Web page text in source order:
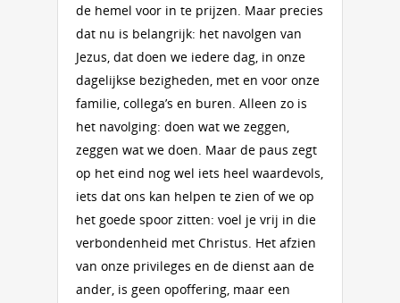
de hemel voor in te prijzen. Maar precies
dat nu is belangrijk: het navolgen van
Jezus, dat doen we iedere dag, in onze
dagelijkse bezigheden, met en voor onze
familie, collega’s en buren. Alleen zo is
het navolging: doen wat we zeggen,
zeggen wat we doen. Maar de paus zegt
op het eind nog wel iets heel waardevols,
iets dat ons kan helpen te zien of we op
het goede spoor zitten: voel je vrij in die
verbondenheid met Christus. Het afzien
van onze privileges en de dienst aan de
ander, is geen opoffering, maar een